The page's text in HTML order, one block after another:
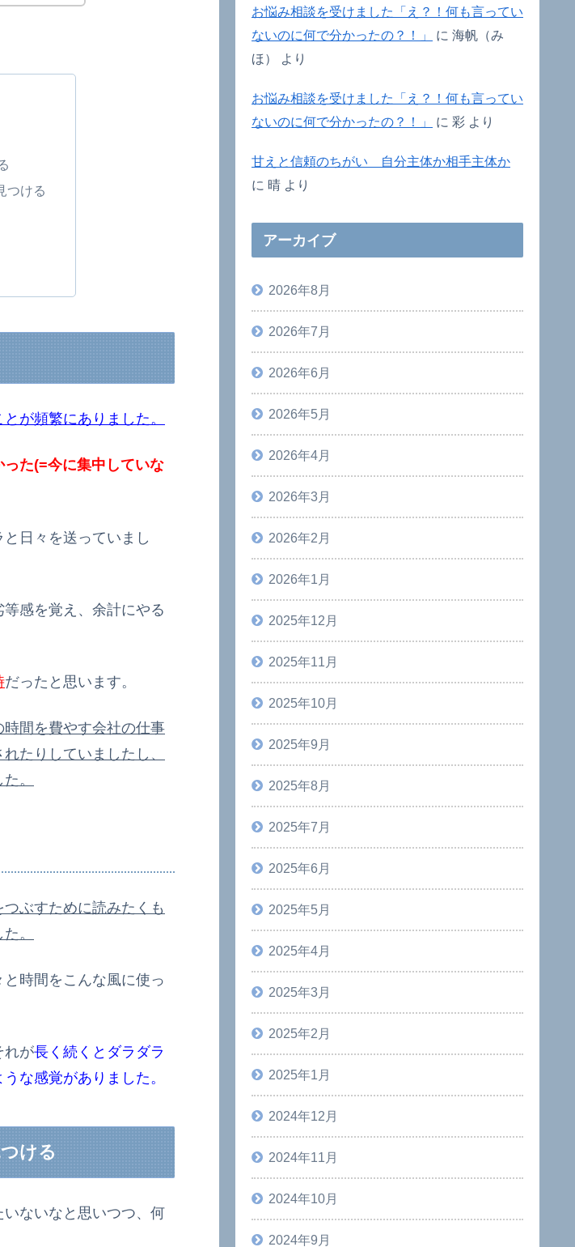
つける
が頻繁にありました。
た(=今に集中していな
日々を送っていまし
感を覚え、余計にやる
だったと思います。
時間を費やす会社の仕事
たりしていましたし、
。
つぶすために読みたくも
。
時間をこんな風に使っ
れが長く続くとダラダラ
な感覚がありました。
ける
ないなと思いつつ、何
お悩み相談を受けました「え？！何も言ってい
ないのに何で分かったの？！」
に 海帆（み
ほ）
より
お悩み相談を受けました「え？！何も言ってい
ないのに何で分かったの？！」
に 彩 より
甘えと信頼のちがい 自分主体か相手主体か
に 晴 より
アーカイブ
2026年8月
2026年7月
2026年6月
2026年5月
2026年4月
2026年3月
2026年2月
2026年1月
2025年12月
2025年11月
2025年10月
2025年9月
2025年8月
2025年7月
2025年6月
2025年5月
2025年4月
2025年3月
2025年2月
2025年1月
2024年12月
2024年11月
2024年10月
2024年9月